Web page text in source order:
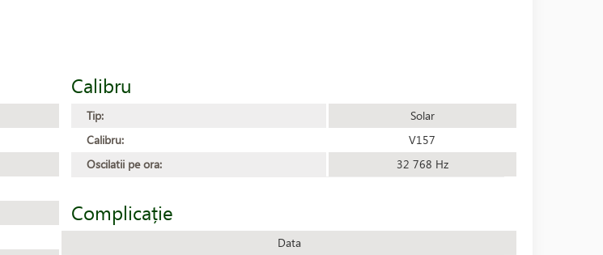
Calibru
Tip:
Solar
Calibru:
V157
Oscilatii pe ora:
32 768 Hz
Complicație
Data